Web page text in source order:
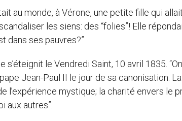
au monde, à Vérone, une petite fille qui
les siens: des “folies”! Elle
dans ses pauvres?”
le Vendredi Saint, 10 avril 1835.
Jean-Paul II le jour de sa canonisation.
l’expérience mystique; la charité envers le
aux autres”.